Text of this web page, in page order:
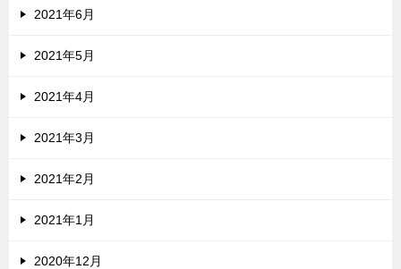
2021年6月
2021年5月
2021年4月
2021年3月
2021年2月
2021年1月
2020年12月